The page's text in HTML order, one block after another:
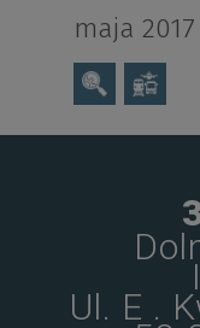
maja
Ul. E .